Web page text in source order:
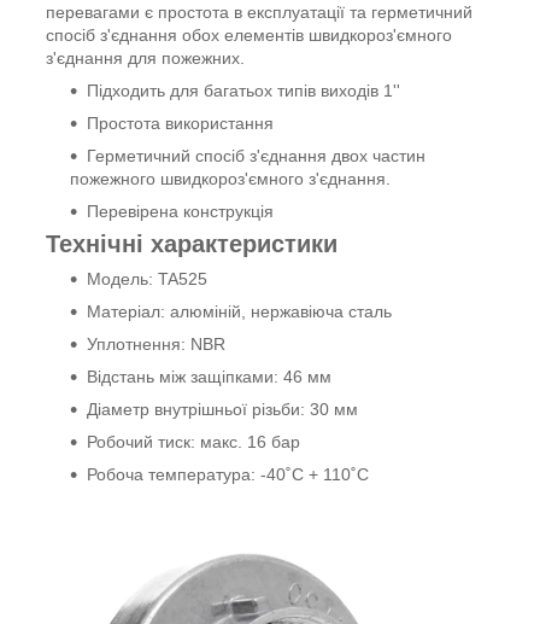
перевагами є простота в експлуатації та герметичний
спосіб з'єднання обох елементів швидкороз'ємного
з'єднання для пожежних.
Підходить для багатьох типів виходів 1''
Простота використання
Герметичний спосіб з'єднання двох частин
пожежного швидкороз'ємного з'єднання.
Перевірена конструкція
Технічні характеристики
Модель: TA525
Матеріал: алюміній, нержавіюча сталь
Уплотнення: NBR
Відстань між защіпками: 46 мм
Діаметр внутрішньої різьби: 30 мм
Робочий тиск: макс. 16 бар
Робоча температура: -40˚C + 110˚C